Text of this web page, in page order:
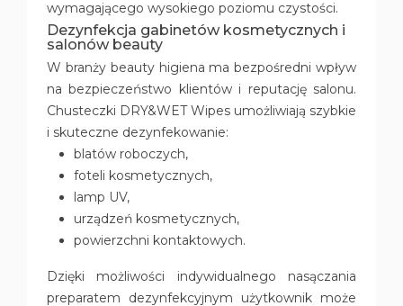
wymagającego wysokiego poziomu czystości.
Dezynfekcja gabinetów kosmetycznych i
salonów beauty
W branży beauty higiena ma bezpośredni wpływ
na bezpieczeństwo klientów i reputację salonu.
Chusteczki DRY&WET Wipes umożliwiają szybkie
i skuteczne dezynfekowanie:
blatów roboczych,
foteli kosmetycznych,
lamp UV,
urządzeń kosmetycznych,
powierzchni kontaktowych.
Dzięki możliwości indywidualnego nasączania
preparatem dezynfekcyjnym użytkownik może